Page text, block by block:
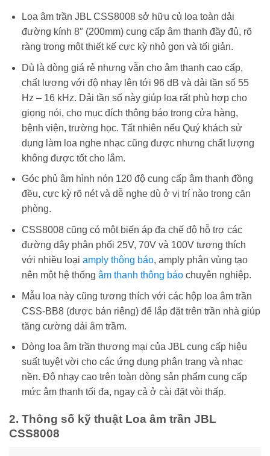
Loa âm trần JBL CSS8008 sở hữu củ loa toàn dải
đường kính 8″ (200mm) cung cấp âm thanh đầy đủ, rõ
ràng trong một thiết kế cực kỳ nhỏ gọn và tối giản.
Dù là dòng giá rẻ nhưng vẫn cho âm thanh cao cấp,
chất lượng với độ nhạy lên tới 96 dB và dải tần số 55
Hz – 16 kHz. Dải tần số này giúp loa rất phù hợp cho
giọng nói, cho mục đích thông báo trong cửa hàng,
bệnh viện, trường học. Tất nhiên nếu Quý khách sử
dụng làm loa nghe nhạc cũng được nhưng chất lượng
không được tốt cho lắm.
Góc phủ âm hình nón 120 độ cung cấp âm thanh đồng
đều, cực kỳ rõ nét và dễ nghe dù ở vị trí nào trong căn
phòng.
CSS8008 cũng có một biến áp đa chế độ hỗ trợ các
đường dây phân phối 25V, 70V và 100V tương thích
với nhiều loại amply thông báo, amply phân vùng tạo
nên một hệ thống âm thanh thông báochuyên nghiệp.
Mẫu loa này cũng tương thích với các hộp loa âm trần
CSS-BB8 (được bán riêng) để lắp đặt trên trần nhà giúp
tăng cường dải âm trầm.
Dòng loa âm trần thương mại của JBL cung cấp hiệu
suất tuyệt vời cho các ứng dụng phân trang và nhạc
nền. Độ nhạy cao trên toàn dòng sản phẩm cung cấp
mức âm thanh tối đa, ngay cả ở cài đặt vòi thấp.
2. Thông số kỹ thuật Loa âm trần JBL
CSS8008